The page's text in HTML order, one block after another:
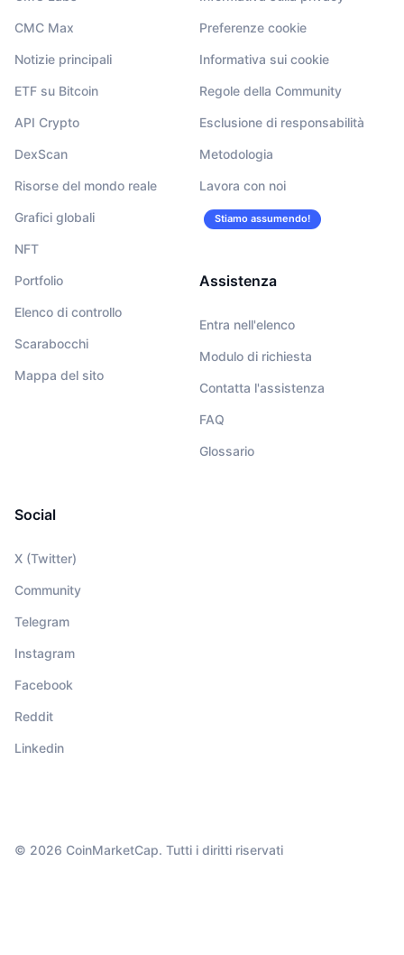
CMC Max
Notizie principali
ETF su Bitcoin
API Crypto
DexScan
Risorse del mondo reale
Grafici globali
NFT
Portfolio
Elenco di controllo
Scarabocchi
Mappa del sito
Preferenze cookie
Informativa sui cookie
Regole della Community
Esclusione di responsabilità
Metodologia
Lavora con noi
Stiamo assumendo!
Assistenza
Entra nell'elenco
Modulo di richiesta
Contatta l'assistenza
FAQ
Glossario
Social
X (Twitter)
Community
Telegram
Instagram
Facebook
Reddit
Linkedin
© 2026 CoinMarketCap. Tutti i diritti riservati